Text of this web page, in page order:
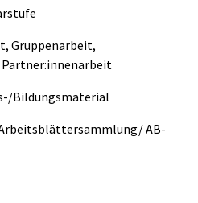
Gruppenarbeit,
Bildungsmaterial
AB-